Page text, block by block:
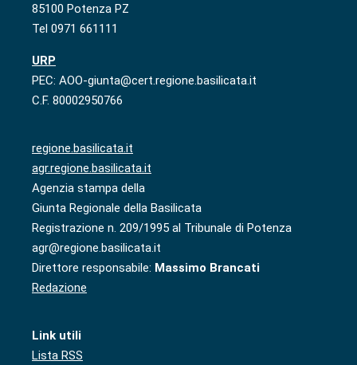
85100 Potenza PZ
Tel 0971 661111
URP
PEC: AOO-giunta@cert.regione.basilicata.it
C.F. 80002950766
regione.basilicata.it
agr.regione.basilicata.it
Agenzia stampa della
Giunta Regionale della Basilicata
Registrazione n. 209/1995 al Tribunale di Potenza
agr@regione.basilicata.it
Direttore responsabile: Massimo Brancati
Redazione
Link utili
Lista RSS